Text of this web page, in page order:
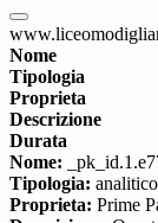
Nome
Tipologia
Proprieta
Descrizione
Durata
Nome:
Tipologia: analitico
Proprieta: Prime